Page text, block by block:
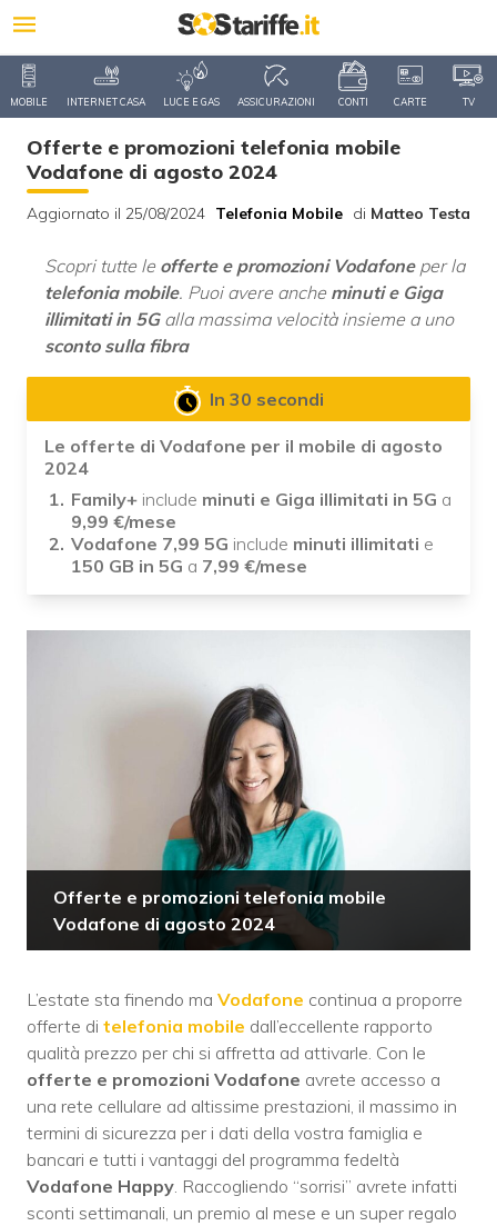
MOBILE INTERNET CASA LUCE E GAS ASSICURAZIONI CONTI CARTE TV
Offerte e promozioni telefonia mobile
Vodafone di agosto 2024
Aggiornato il 25/08/2024 Telefonia Mobile di Matteo Testa
Scopri tutte le offerte e promozioni Vodafoneper la
telefonia mobile. Puoi avere anche minuti e Giga
illimitati in 5Galla massima velocità insieme a uno
sconto sulla fibra
In 30 secondi
Le offerte di Vodafone per il mobile di agosto
2024
Family+ include minuti e Giga illimitati in 5G a
9,99 €/mese
Vodafone 7,99 5G include minuti illimitati e
150 GB in 5G a 7,99 €/mese
Offerte e promozioni telefonia mobile
Vodafone di agosto 2024
L’estate sta finendo ma Vodafone continua a proporre
offerte di telefonia mobile dall’eccellente rapporto
qualità prezzo per chi si affretta ad attivarle. Con le
offerte e promozioni Vodafone avrete accesso a
una rete cellulare ad altissime prestazioni, il massimo in
termini di sicurezza per i dati della vostra famiglia e
bancari e tutti i vantaggi del programma fedeltà
Vodafone Happy. Raccogliendo “sorrisi” avrete infatti
sconti settimanali, un premio al mese e un super regalo